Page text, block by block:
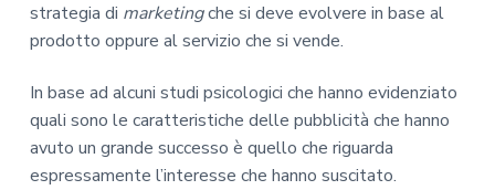
strategia di marketingche si deve evolvere in base al
prodotto oppure al servizio che si vende.
In base ad alcuni studi psicologici che hanno evidenziato
quali sono le caratteristiche delle pubblicità che hanno
avuto un grande successo è quello che riguarda
espressamente l’interesse che hanno suscitato.